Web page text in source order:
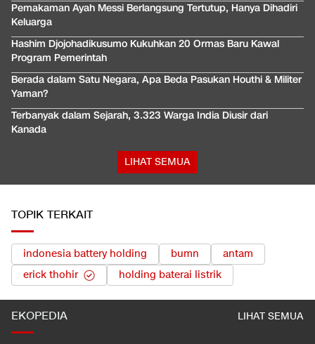
Pemakaman Ayah Messi Berlangsung Tertutup, Hanya Dihadiri
Keluarga
Hashim Djojohadikusumo Kukuhkan 20 Ormas Baru Kawal
Program Pemerintah
Berada dalam Satu Negara, Apa Beda Pasukan Houthi & Militer
Yaman?
Terbanyak dalam Sejarah, 3.323 Warga India Diusir dari
Kanada
LIHAT SEMUA
TOPIK TERKAIT
indonesia battery holding bumn
antam
erick thohir
holding baterai listrik
EKOPEDIA LIHAT SEMUA